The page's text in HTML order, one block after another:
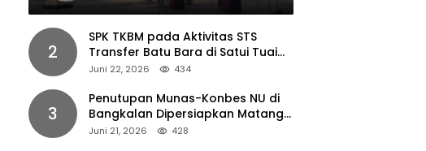
Dipaksakan
2
SPK TKBM pada Aktivitas STS
Transfer Batu Bara di Satui Tuai
Sorotan
Juni 22, 2026 434
3
Penutupan Munas-Konbes NU di
Bangkalan Dipersiapkan Matang,
Gus Ipul Turun Tangan
Juni 21, 2026 428